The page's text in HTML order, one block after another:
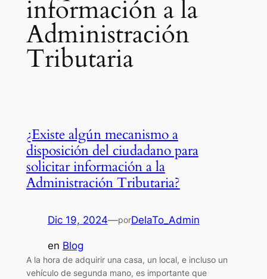
información a la
Administración
Tributaria
¿Existe algún mecanismo a
disposición del ciudadano para
solicitar información a la
Administración Tributaria?
Dic 19, 2024—porDelaTo_Admin
en Blog
A la hora de adquirir una casa, un local, e incluso un
vehículo de segunda mano, es importante que